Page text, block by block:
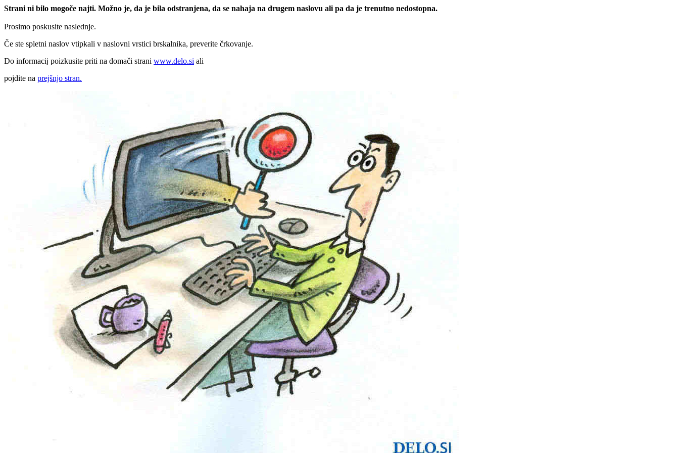
Strani ni bilo mogoče najti. Možno je, da je bila odstranjena, da se nahaja na drugem naslovu ali pa da je trenutno nedostopna.
Prosimo poskusite naslednje.
Če ste spletni naslov vtipkali v naslovni vrstici brskalnika, preverite črkovanje.
Do informacij poizkusite priti na domači strani www.delo.si ali
pojdite na prejšnjo stran.